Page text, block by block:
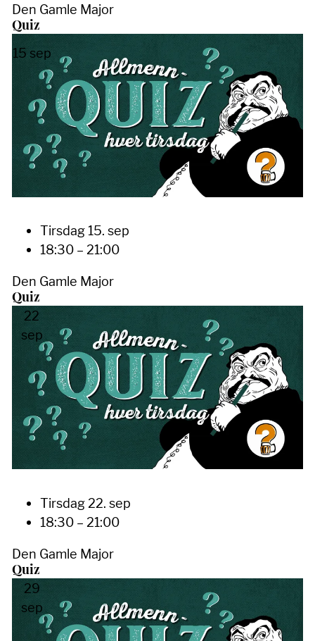
Den Gamle Major
Quiz
15 sep
Tirsdag 15. sep
18:30 – 21:00
Den Gamle Major
Quiz
22
sep
Tirsdag 22. sep
18:30 – 21:00
Den Gamle Major
Quiz
29
sep